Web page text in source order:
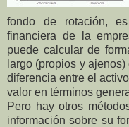
fondo de rotación,
financiera de la
puede calcular de
largo (propios y
diferencia entre el
valor en términos
Pero hay otros
información sobre su